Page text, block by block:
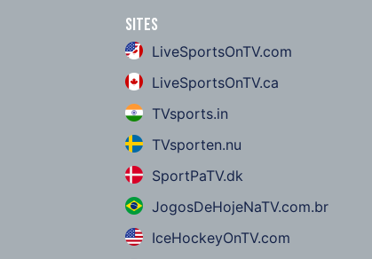
Sites
LiveSportsOnTV.com
LiveSportsOnTV.ca
TVsports.in
TVsporten.nu
SportPaTV.dk
JogosDeHojeNaTV.com.br
IceHockeyOnTV.com